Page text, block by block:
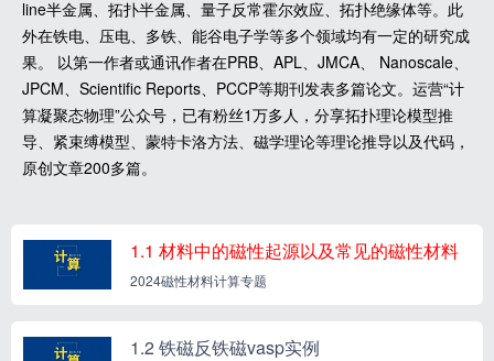
line半金属、拓扑半金属、量子反常霍尔效应、拓扑绝缘体等。此
外在铁电、压电、多铁、能谷电子学等多个领域均有一定的研究成
果。 以第一作者或通讯作者在PRB、APL、JMCA、 Nanoscale、
JPCM、Scientific Reports、PCCP等期刊发表多篇论文。运营“计
算凝聚态物理”公众号，已有粉丝1万多人，分享拓扑理论模型推
导、紧束缚模型、蒙特卡洛方法、磁学理论等理论推导以及代码，
原创文章200多篇。
1.1 材料中的磁性起源以及常见的磁性材料
2024磁性材料计算专题
1.2 铁磁反铁磁vasp实例